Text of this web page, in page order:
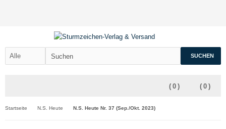
SUCHEN
( 0 )
( 0 )
Startseite N.S. Heute N.S. Heute Nr. 37 (Sep./Okt. 2023)